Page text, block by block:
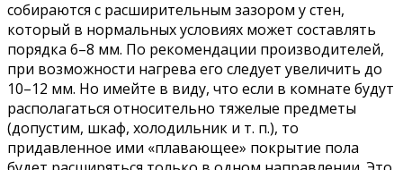
собираются с расширительным зазором у стен,
который в нормальных условиях может составлять
порядка 6–8 мм. По рекомендации производителей,
при возможности нагрева его следует увеличить до
10–12 мм. Но имейте в виду, что если в комнате будут
располагаться относительно тяжелые предметы
(допустим, шкаф, холодильник и т. п.), то
придавленное ими «плавающее» покрытие пола